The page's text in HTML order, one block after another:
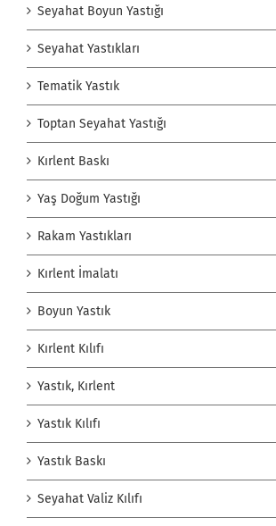
Seyahat Boyun Yastığı
Seyahat Yastıkları
Tematik Yastık
Toptan Seyahat Yastığı
Kırlent Baskı
Yaş Doğum Yastığı
Rakam Yastıkları
Kırlent İmalatı
Boyun Yastık
Kırlent Kılıfı
Yastık, Kırlent
Yastık Kılıfı
Yastık Baskı
Seyahat Valiz Kılıfı